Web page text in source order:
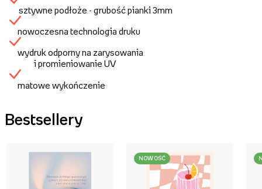
sztywne podłoże - grubość pianki 3mm
nowoczesna technologia druku
wydruk odporny na zarysowania
i promieniowanie UV
matowe wykończenie
Bestsellery
NOWOŚĆ